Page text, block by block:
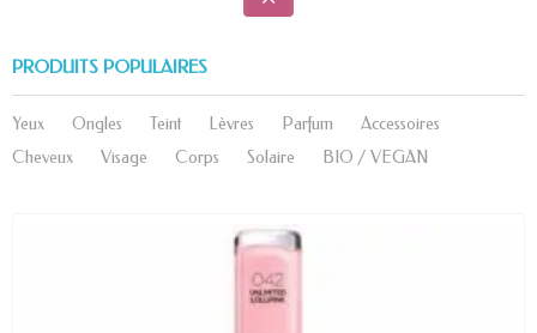
PRODUITS POPULAIRES
Yeux Ongles Teint Lèvres Parfum
Accessoires
Cheveux
Visage Corps Solaire BIO / VEGAN